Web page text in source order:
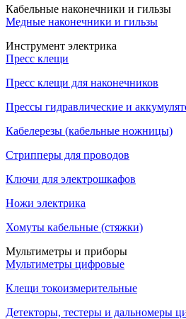
Кабельные наконечники и гильзы
Медные наконечники и гильзы
Инструмент электрика
Пресс клещи
Пресс клещи для наконечников
Прессы гидравлические и
Кабелерезы (кабельные ножницы)
Стрипперы для проводов
Ключи для электрошкафов
Ножи электрика
Хомуты кабельные (стяжки)
Мультиметры и приборы
Мультиметры цифровые
Клещи токоизмерительные
Детекторы, тестеры и дальномеры